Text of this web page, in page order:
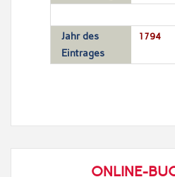
Jahr des
Eintrages
1794
ONLINE-